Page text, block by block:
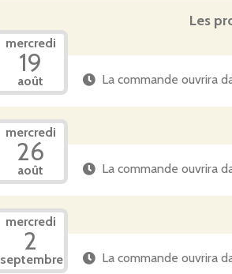
Les
mercredi
19
août La commande ouvrira
mercredi
26
août La commande ouvrira
mercredi
2
septembre La commande ouvrira